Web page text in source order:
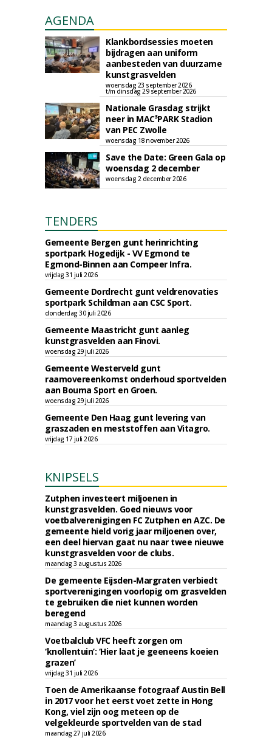
AGENDA
Klankbordsessies moeten
bijdragen aan uniform
aanbesteden van duurzame
kunstgrasvelden
woensdag 23 september 2026
t/m dinsdag 29 september 2026
Nationale Grasdag strijkt
neer in MAC³PARK Stadion
van PEC Zwolle
woensdag 18 november 2026
Save the Date: Green Gala op
woensdag 2 december
woensdag 2 december 2026
TENDERS
Gemeente Bergen gunt herinrichting
sportpark Hogedijk - VV Egmond te
Egmond-Binnen aan Compeer Infra.
vrijdag 31 juli 2026
Gemeente Dordrecht gunt veldrenovaties
sportpark Schildman aan CSC Sport.
donderdag 30 juli 2026
Gemeente Maastricht gunt aanleg
kunstgrasvelden aan Finovi.
woensdag 29 juli 2026
Gemeente Westerveld gunt
raamovereenkomst onderhoud sportvelden
aan Bouma Sport en Groen.
woensdag 29 juli 2026
Gemeente Den Haag gunt levering van
graszaden en meststoffen aan Vitagro.
vrijdag 17 juli 2026
KNIPSELS
Zutphen investeert miljoenen in
kunstgrasvelden. Goed nieuws voor
voetbalverenigingen FC Zutphen en AZC. De
gemeente hield vorig jaar miljoenen over,
een deel hiervan gaat nu naar twee nieuwe
kunstgrasvelden voor de clubs.
maandag 3 augustus 2026
De gemeente Eijsden-Margraten verbiedt
sportverenigingen voorlopig om grasvelden
te gebruiken die niet kunnen worden
beregend
maandag 3 augustus 2026
Voetbalclub VFC heeft zorgen om
‘knollentuin’: ‘Hier laat je geeneens koeien
grazen’
vrijdag 31 juli 2026
Toen de Amerikaanse fotograaf Austin Bell
in 2017 voor het eerst voet zette in Hong
Kong, viel zijn oog meteen op de
velgekleurde sportvelden van de stad
maandag 27 juli 2026